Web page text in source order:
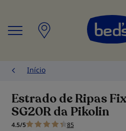
Início
Estrado de Ripas
SG20R da Pikolin
4.5/5 85